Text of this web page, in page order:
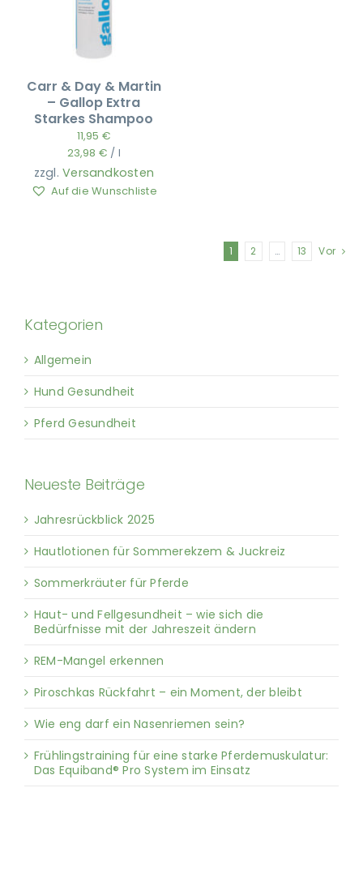
Carr & Day & Martin
– Gallop Extra
Starkes Shampoo
11,95 €
23,98 € / l
zzgl.Versandkosten
Auf die Wunschliste
1 2 … 13 Vor
Kategorien
Allgemein
Hund Gesundheit
Pferd Gesundheit
Neueste Beiträge
Jahresrückblick 2025
Hautlotionen für Sommerekzem & Juckreiz
Sommerkräuter für Pferde
Haut- und Fellgesundheit – wie sich die
Bedürfnisse mit der Jahreszeit ändern
REM-Mangel erkennen
Piroschkas Rückfahrt – ein Moment, der bleibt
Wie eng darf ein Nasenriemen sein?
Frühlingstraining für eine starke Pferdemuskulatur:
Das Equiband® Pro System im Einsatz